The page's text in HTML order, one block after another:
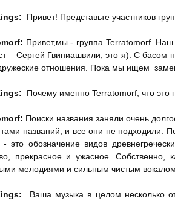
: Привет! Представьте участников
Привет,мы - группа Terratomorf.
– Сергей Гвиниашвили, это я). С
отношения. Пока мы ищем
: Почему именно Terratomorf, что это
Поиски названия заняли очень
названий, и все они не подходили.
- это обозначение видов
прекрасное и ужасное.
мелодиями и сильным чистым вокалом.
: Ваша музыка в целом несколько